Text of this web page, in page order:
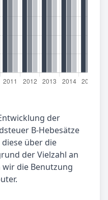
der
B-Hebesätze
über die
der Vielzahl an
die Benutzung